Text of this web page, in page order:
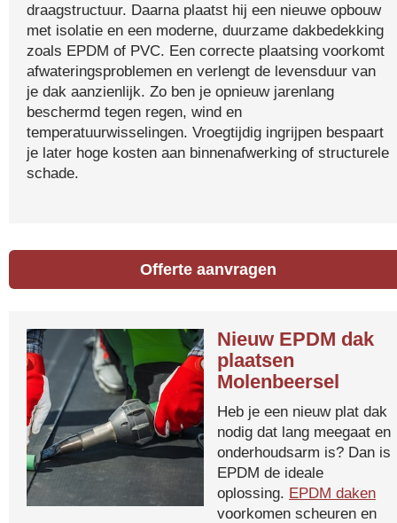
draagstructuur. Daarna plaatst hij een nieuwe opbouw
met isolatie en een moderne, duurzame dakbedekking
zoals EPDM of PVC. Een correcte plaatsing voorkomt
afwateringsproblemen en verlengt de levensduur van
je dak aanzienlijk. Zo ben je opnieuw jarenlang
beschermd tegen regen, wind en
temperatuurwisselingen. Vroegtijdig ingrijpen bespaart
je later hoge kosten aan binnenafwerking of structurele
schade.
Offerte aanvragen
Nieuw EPDM dak
plaatsen
Molenbeersel
Heb je een nieuw plat dak
nodig dat lang meegaat en
onderhoudsarm is? Dan is
EPDM de ideale
oplossing. EPDM daken
voorkomen scheuren en